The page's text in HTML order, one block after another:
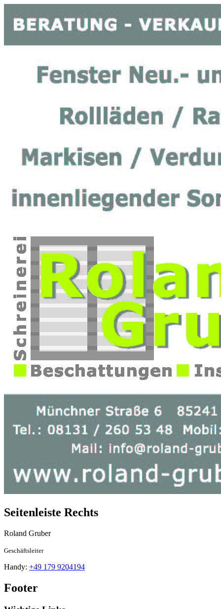
Seitenleiste Rechts
Roland Gruber
Geschäftsleiter
Handy: +49 179 9204194
Footer